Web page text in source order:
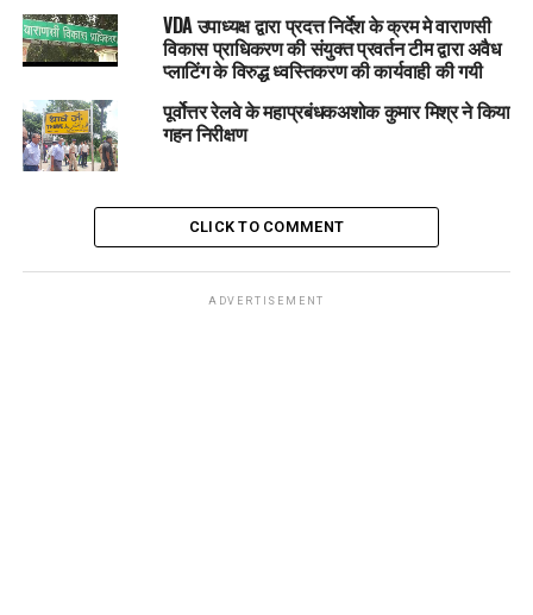
VDA उपाध्यक्ष द्वारा प्रदत्त निर्देश के क्रम मे वाराणसी
विकास प्राधिकरण की संयुक्त प्रवर्तन टीम द्वारा अवैध
प्लाटिंग के विरुद्ध ध्वस्तिकरण की कार्यवाही की गयी
पूर्वोत्तर रेलवे के महाप्रबंधकअशोक कुमार मिश्र ने किया
गहन निरीक्षण
CLICK TO COMMENT
ADVERTISEMENT